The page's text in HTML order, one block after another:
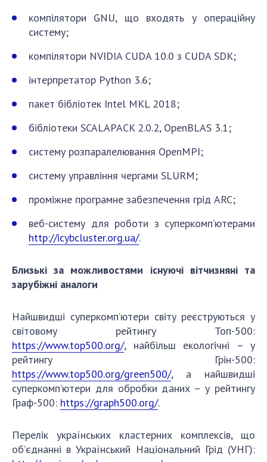
компілятори GNU, що входять у операційну
систему;
компілятори NVIDIA CUDA 10.0 з CUDA SDK;
інтерпретатор Python 3.6;
пакет бібліотек Intel MKL 2018;
бібліотеки SCALAPACK 2.0.2, OpenBLAS 3.1;
систему розпаралелювання OpenMPI;
систему управління чергами SLURM;
проміжне програмне забезпечення грід ARC;
веб-систему для роботи з суперкомп’ютерами
http://icybcluster.org.ua/.
Близькі за можливостями існуючі вітчизняні та
зарубіжні аналоги
Найшвидші суперкомп’ютери світу реєструються у
світовому рейтингу Топ-500:
https://www.top500.org/, найбільш екологічні – у
рейтингу Грін-500:
https://www.top500.org/green500/, а найшвидші
суперкомп’ютери для обробки даних – у рейтингу
Граф-500: https://graph500.org/.
Перелік українських кластерних комплексів, що
об’єднанні в Український Національний Грід (УНГ):